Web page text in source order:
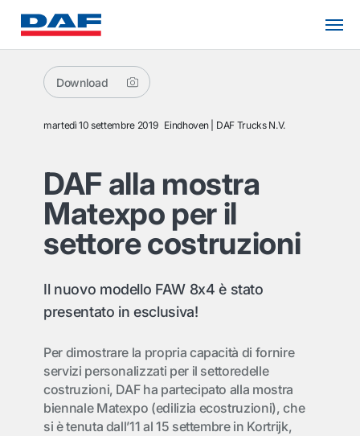
Download
martedì 10 settembre 2019 Eindhoven DAF Trucks N.V.
DAF alla mostra
Matexpo per il
settore costruzioni
Il nuovo modello FAW 8x4 è stato
presentato in esclusiva!
Per dimostrare la propria capacità di fornire
servizi personalizzati per il settoredelle
costruzioni, DAF ha partecipato alla mostra
biennale Matexpo (edilizia ecostruzioni), che
si è tenuta dall’11 al 15 settembre in Kortrijk,